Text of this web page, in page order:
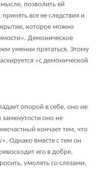
позволить ей
все ее следствия и
которое можно
Демоническое
умении прятаться. Этому
«с демонической
опорой в себе, оно не
оно не
кончает тем, что
Однако вместе с тем он
его в добре,
умолять со слезами,